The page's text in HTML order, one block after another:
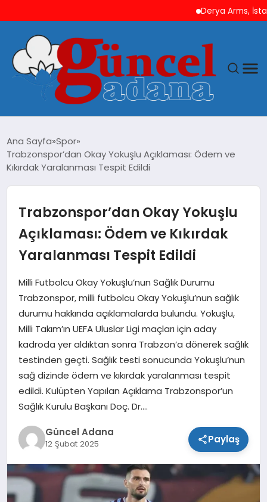
Derya Arms,
GÜNCEL
SAĞLIK
SPOR
TEKNOLOJI
Ana Sayfa Spor
Trabzonspor’dan Okay Yokuşlu Açıklaması: Ödem ve
Kıkırdak Yaralanması Tespit Edildi
Trabzonspor’dan Okay Yokuşlu
Açıklaması: Ödem ve Kıkırdak
Yaralanması Tespit Edildi
Milli Futbolcu Okay Yokuşlu’nun Sağlık Durumu
Trabzonspor, milli futbolcu Okay Yokuşlu’nun sağlık
durumu hakkında açıklamalarda bulundu. Yokuşlu,
Milli Takım’ın UEFA Uluslar Ligi maçları için aday
kadroda yer aldıktan sonra Trabzon’a dönerek sağlık
testinden geçti. Sağlık testi sonucunda Yokuşlu’nun
sağ dizinde ödem ve kıkırdak yaralanması tespit
edildi. Kulüpten Yapılan Açıklama Trabzonspor’un
Sağlık Kurulu Başkanı Doç. Dr….
Güncel Adana
12 Şubat 2025 Paylaş